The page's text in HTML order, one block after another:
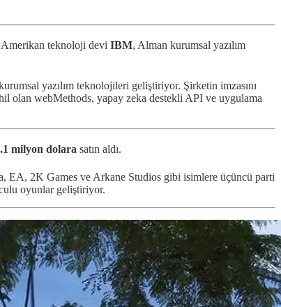
Amerikan teknoloji devi IBM, Alman kurumsal yazılım
yazılım teknolojileri geliştiriyor. Şirketin imzasını
olan webMethods, yapay zeka destekli API ve uygulama
milyon dolara satın aldı.
EA, 2K Games ve Arkane Studios gibi isimlere üçüncü parti
oyunlar geliştiriyor.